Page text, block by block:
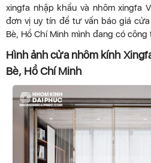
xingfa nhập khẩu và nhôm xingfa
đơn vị uy tín để tư vấn báo giá
Bè, Hồ Chí Minh mình đang có
Hình ảnh cửa nhôm kính
Bè, Hồ Chí Minh